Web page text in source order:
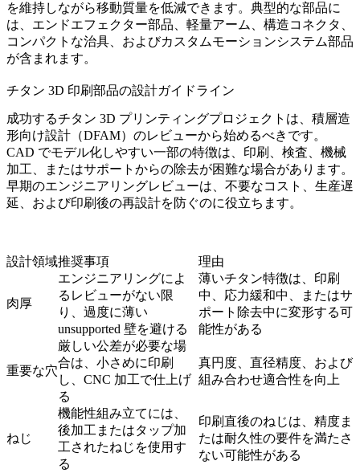
を維持しながら移動質量を低減できます。典型的な部品に
は、エンドエフェクター部品、軽量アーム、構造コネクタ、
コンパクトな治具、およびカスタムモーションシステム部品
が含まれます。
チタン 3D 印刷部品の設計ガイドライン
成功するチタン 3D プリンティングプロジェクトは、積層造
形向け設計（DFAM）のレビューから始めるべきです。
CAD でモデル化しやすい一部の特徴は、印刷、検査、機械
加工、またはサポートからの除去が困難な場合があります。
早期のエンジニアリングレビューは、不要なコスト、生産遅
延、および印刷後の再設計を防ぐのに役立ちます。
設計領域推奨事項 理由
肉厚
エンジニアリングによ
るレビューがない限
り、過度に薄い
unsupported 壁を避ける
薄いチタン特徴は、印刷
中、応力緩和中、またはサ
ポート除去中に変形する可
能性がある
重要な穴
厳しい公差が必要な場
合は、小さめに印刷
し、CNC 加工で仕上げ
る
真円度、直径精度、および
組み合わせ適合性を向上
ねじ
機能性組み立てには、
後加工またはタップ加
工されたねじを使用す
る
印刷直後のねじは、精度ま
たは耐久性の要件を満たさ
ない可能性がある